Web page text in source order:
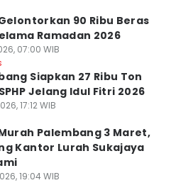
90 Ribu Beras
Ramadan 2026
07:00 WIB
Siapkan 27 Ribu Ton
Jelang Idul Fitri 2026
17:12 WIB
Palembang 3 Maret,
Kantor Lurah Sukajaya
19:04 WIB